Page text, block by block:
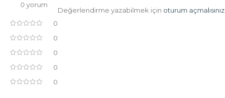
0 yorum
0
0
0
0
0
Değerlendirme yazabilmek için oturum açmalısınız